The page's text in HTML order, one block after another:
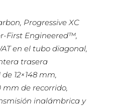
Progressive XC
First Engineered™,
en el tubo diagonal,
trasera
12×148 mm,
mm de recorrido,
inalámbrica y